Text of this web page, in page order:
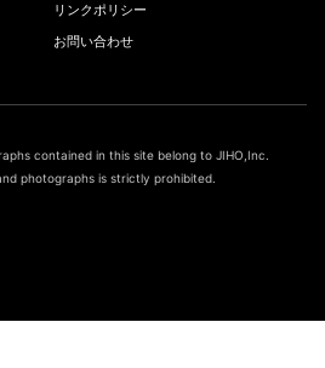
リンクポリシー
お問い合わせ
contained in this site belong to JIHO,Inc.
photographs is strictly prohibited.